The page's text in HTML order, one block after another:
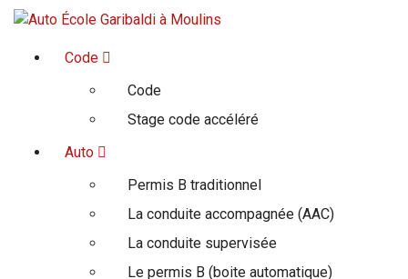
Ensemble on est sur la bonne route
Code
Code
Stage code accéléré
Auto
Permis B traditionnel
La conduite accompagnée (AAC)
La conduite supervisée
Le permis B (boite automatique)